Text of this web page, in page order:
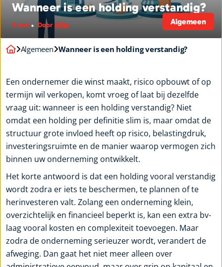
Algemeen
Wanneer is een holding verstandig?
5 mei Door Mike
Algemeen Wanneer is een holding verstandig?
Een ondernemer die winst maakt, risico opbouwt of op
termijn wil verkopen, komt vroeg of laat bij dezelfde
vraag uit: wanneer is een holding verstandig? Niet
omdat een holding per definitie slim is, maar omdat de
structuur grote invloed heeft op risico, belastingdruk,
investeringsruimte en de manier waarop vermogen zich
binnen uw onderneming ontwikkelt.
Het korte antwoord is dat een holding vooral verstandig
wordt zodra er iets te beschermen, te plannen of te
herinvesteren valt. Zolang een onderneming klein,
overzichtelijk en financieel beperkt is, kan een extra bv-
laag vooral kosten en complexiteit toevoegen. Maar
zodra de onderneming serieuzer wordt, verandert de
afweging. Dan gaat het niet meer alleen over